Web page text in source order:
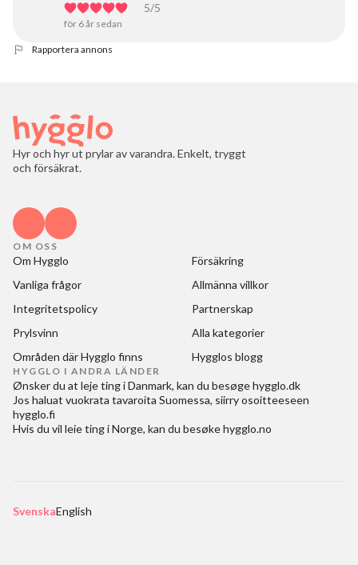
5/5
för 6 år sedan
Rapportera annons
Hyr och hyr ut prylar av varandra. Enkelt, tryggt
och försäkrat.
OM OSS
Om Hygglo
Försäkring
Vanliga frågor
Allmänna villkor
Integritetspolicy
Partnerskap
Prylsvinn
Alla kategorier
Områden där Hygglo finns
Hygglos blogg
HYGGLO I ANDRA LÄNDER
Ønsker du at leje ting i Danmark, kan du besøgehygglo.dk
Jos haluat vuokrata tavaroita Suomessa, siirry osoitteeseen
hygglo.fi
Hvis du vil leie ting i Norge, kan du besøkehygglo.no
SvenskaEnglish